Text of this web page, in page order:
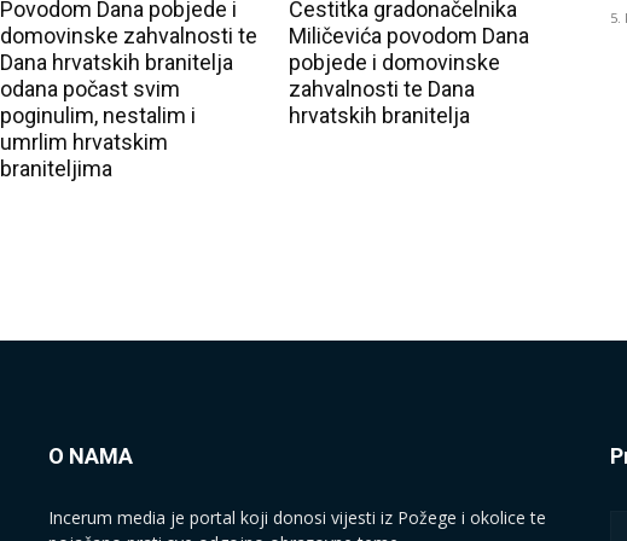
Povodom Dana pobjede i
domovinske zahvalnosti te
Dana hrvatskih branitelja
odana počast svim
poginulim, nestalim i
umrlim hrvatskim
braniteljima
Čestitka gradonačelnika
Miličevića povodom Dana
pobjede i domovinske
zahvalnosti te Dana
hrvatskih branitelja
5.
O NAMA
Incerum media je portal koji donosi vijesti iz Požege i okolice te